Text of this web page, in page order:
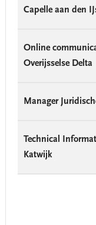
Capelle aan den
Online
Overijsselse Delta
Manager
Technical
Katwijk